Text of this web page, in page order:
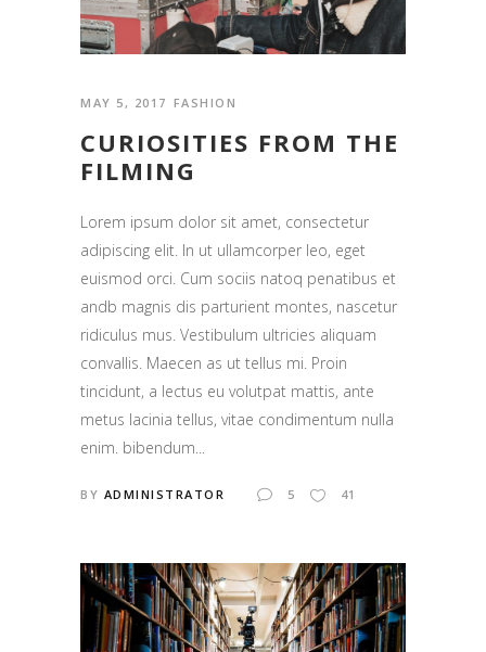
MAY 5, 2017 FASHION
CURIOSITIES FROM THE
FILMING
Lorem ipsum dolor sit amet, consectetur
adipiscing elit. In ut ullamcorper leo, eget
euismod orci. Cum sociis natoq penatibus et
andb magnis dis parturient montes, nascetur
ridiculus mus. Vestibulum ultricies aliquam
convallis. Maecen as ut tellus mi. Proin
tincidunt, a lectus eu volutpat mattis, ante
metus lacinia tellus, vitae condimentum nulla
enim. bibendum...
BY ADMINISTRATOR 5 41